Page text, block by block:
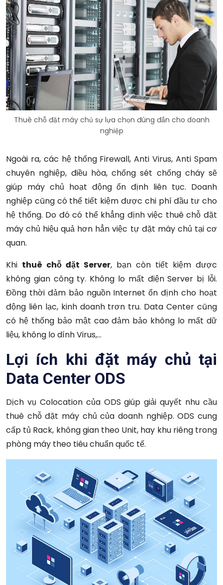
Thuê chỗ đặt máy chủ sự lựa chọn đúng đắn cho doanh
nghiệp
Ngoài ra, các hệ thống Firewall, Anti Virus, Anti Spam
chuyên nghiệp, điều hòa, chống sét chống cháy sẽ
giúp máy chủ hoạt động ổn định liên tục. Doanh
nghiệp cũng có thể tiết kiệm được chi phí đầu tư cho
hệ thống. Do đó có thể khẳng định việc thuê chỗ đặt
máy chủ hiệu quả hơn hẳn việc tự đặt máy chủ tại cơ
quan.
Khi thuê chỗ đặt Server, bạn còn tiết kiệm được
không gian công ty. Không lo mất điện Server bị lỗi.
Đồng thời đảm bảo nguồn Internet ổn định cho hoạt
động liên lạc, kinh doanh trơn tru. Data Center cũng
có hệ thống bảo mật cao đảm bảo không lo mất dữ
liệu, không lo dính Virus,…
Lợi ích khi đặt máy chủ tại
Data Center ODS
Dịch vụ Colocation của ODS giúp giải quyết nhu cầu
thuê chỗ đặt máy chủ của doanh nghiệp. ODS cung
cấp tủ Rack, không gian theo Unit, hay khu riêng trong
phòng máy theo tiêu chuẩn quốc tế.